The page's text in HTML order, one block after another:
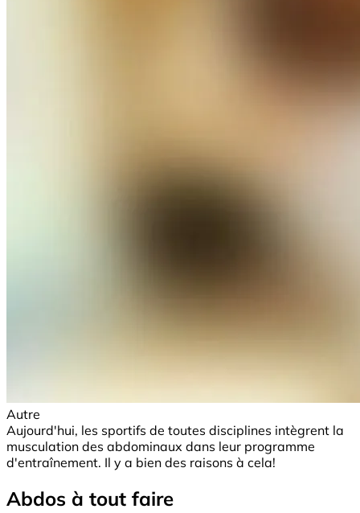
Autre
Aujourd'hui, les sportifs de toutes disciplines intègrent la
musculation des abdominaux dans leur programme
d'entraînement. Il y a bien des raisons à cela!
Abdos à tout faire